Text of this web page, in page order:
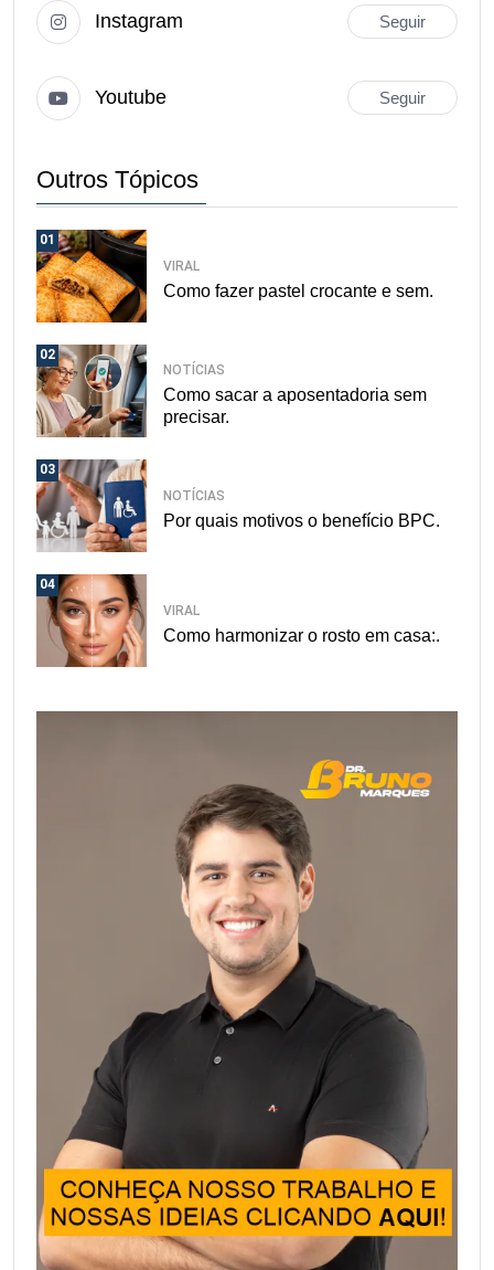
Instagram Seguir
Youtube Seguir
Outros Tópicos
01
VIRAL
Como fazer pastel crocante e sem.
02
NOTÍCIAS
Como sacar a aposentadoria sem
precisar.
03
NOTÍCIAS
Por quais motivos o benefício BPC.
04
VIRAL
Como harmonizar o rosto em casa:.